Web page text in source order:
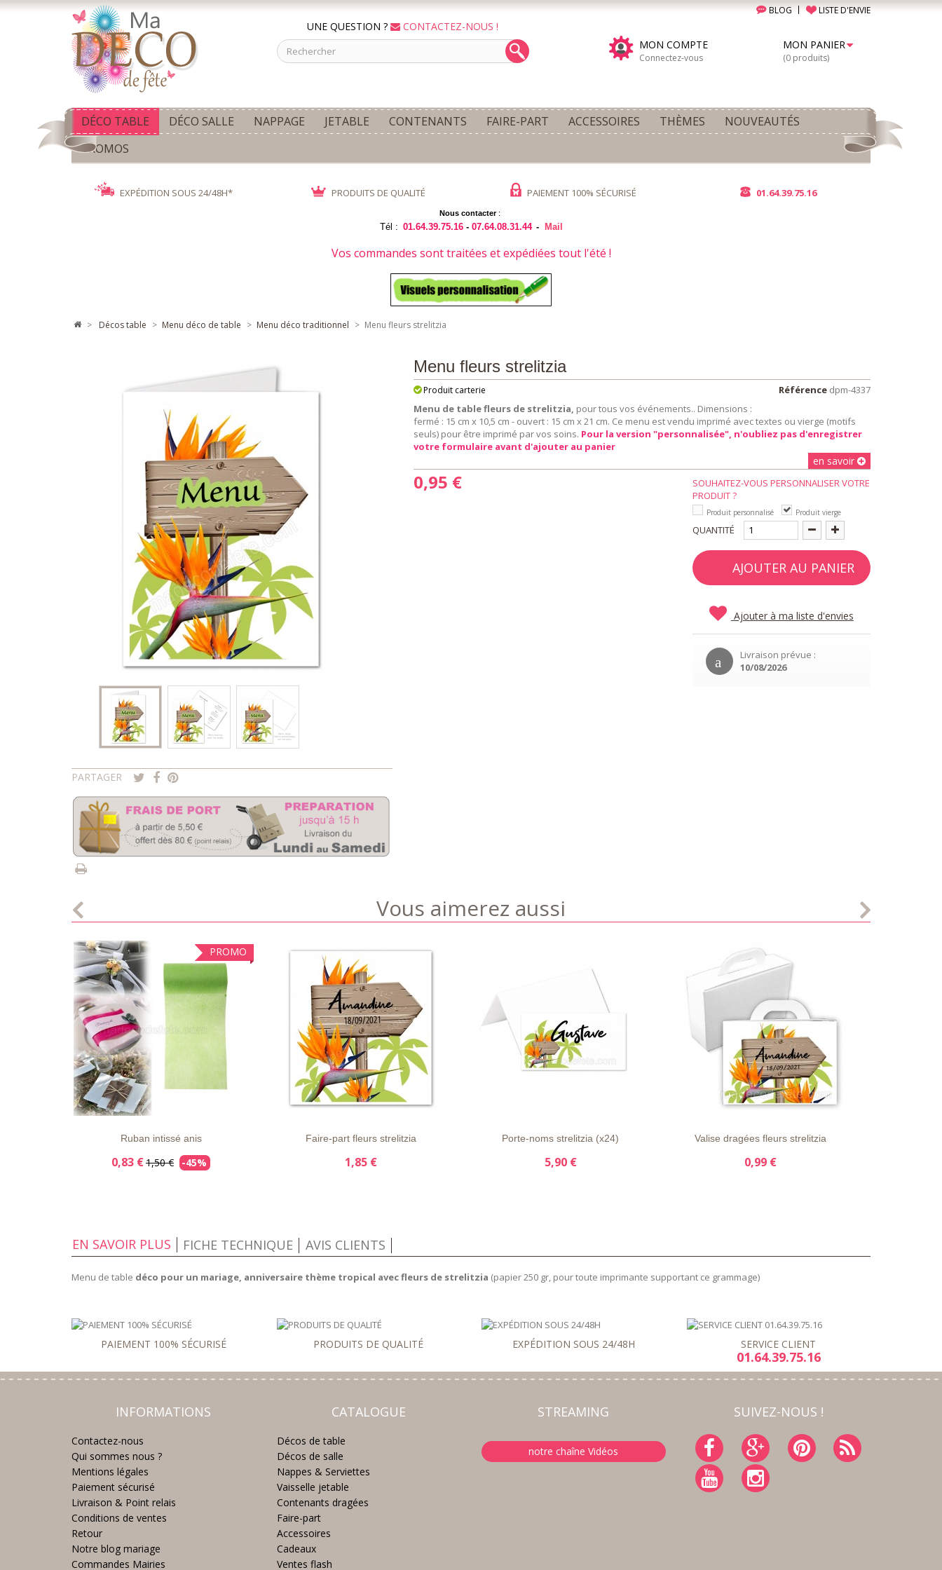
BLOG LISTE D'ENVIE
UNE QUESTION ?
CONTACTEZ-NOUS !
MON COMPTE
Connectez-vous
MON PANIER
(0 produits)
DÉCO TABLE DÉCO SALLE NAPPAGE JETABLE CONTENANTS FAIRE-PART ACCESSOIRES THÈMES
NOUVEAUTÉS
PROMOS
EXPÉDITION SOUS 24/48H* PRODUITS DE QUALITÉ PAIEMENT 100% SÉCURISÉ 01.64.39.75.16
Nous contacter:
Tél : 01.64.39.75.16 -07.64.08.31.44 - Mail
Vos commandes sont traitées et expédiées tout l'été !
> décos table > menu déco de table > menu déco traditionnel > Menu fleurs strelitzia
PARTAGER
Menu fleurs strelitzia
Référence dpm-4337
Produit carterie
Menu de table fleurs de strelitzia, pour tous vos événements.. Dimensions :
fermé : 15 cm x 10,5 cm - ouvert : 15 cm x 21 cm. Ce menu est vendu imprimé avec textes ou vierge (motifs
seuls) pour être imprimé par vos soins. Pour la version "personnalisée", n'oubliez pas d'enregistrer
votre formulaire avant d'ajouter au panier
en savoir
0,95 €
SOUHAITEZ-VOUS PERSONNALISER VOTRE
Produit personnalisé Produit vierge
QUANTITÉ
AJOUTER AU PANIER
Ajouter à ma liste d'envies
Livraison prévue :
10/08/2026
Vous aimerez aussi
PROMO
LISTE
D'ENVIE
APERÇU
RAPIDE
Ruban intissé anis
0,83 €1,50 € -45%
LISTE
D'ENVIE
APERÇU
RAPIDE
DÉTAILS
Faire-part fleurs strelitzia
1,85 €
Porte-noms strelitzia (x24)
5,90 €
APERÇU
RAPIDE
DÉTAILS
Valise dragées fleurs strelitzia
0,99 €
EN SAVOIR PLUS FICHE TECHNIQUE AVIS CLIENTS
Menu de table déco pour un mariage, anniversaire thème tropical avec fleurs de strelitzia (papier 250 gr, pour toute imprimante supportant ce grammage)
PAIEMENT 100% SÉCURISÉ PRODUITS DE QUALITÉ EXPÉDITION SOUS 24/48H SERVICE CLIENT
01.64.39.75.16
INFORMATIONS
Contactez-nous
Qui sommes nous ?
Mentions légales
Paiement sécurisé
Livraison & Point relais
Conditions de ventes
Retour
Notre blog mariage
Commandes Mairies
CATALOGUE
Décos de table
Décos de salle
Nappes & Serviettes
Vaisselle jetable
Contenants dragées
Faire-part
Accessoires
Cadeaux
Ventes flash
STREAMING
notre chaîne Vidéos
SUIVEZ-NOUS !